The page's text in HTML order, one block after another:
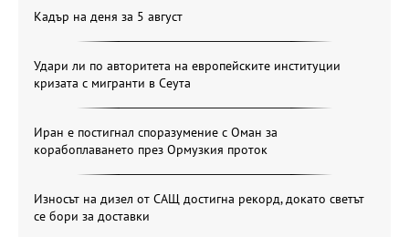
Кадър на деня за 5 август
Удари ли по авторитета на европейските институции
кризата с мигранти в Сеута
Иран е постигнал споразумение с Оман за
корабоплаването през Ормузкия проток
Износът на дизел от САЩ достигна рекорд, докато светът
се бори за доставки